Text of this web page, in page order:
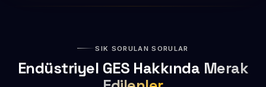
SIK SORULAN SORULAR
Endüstriyel GES Hakkında Merak